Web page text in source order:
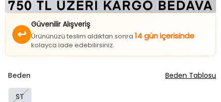
↩
Güvenilir Alışveriş
Ürününüzü teslim aldıktan sonra 14 gün içerisinde
kolayca iade edebilirsiniz.
Beden
ST
Beden Tablosu